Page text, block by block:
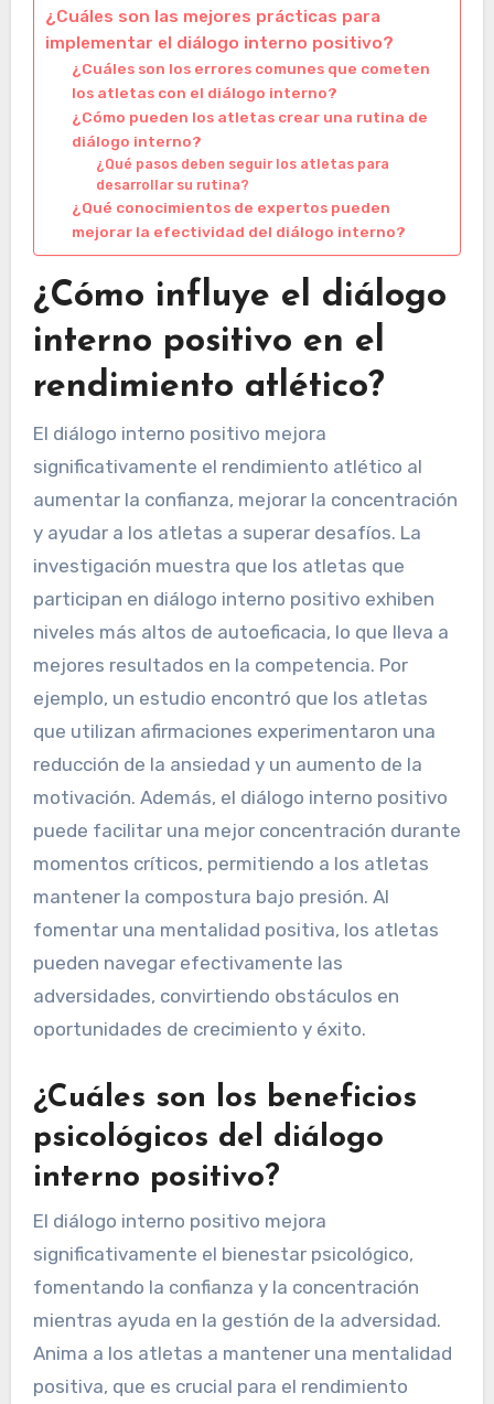
¿Cuáles son las mejores prácticas para
implementar el diálogo interno positivo?
¿Cuáles son los errores comunes que cometen
los atletas con el diálogo interno?
¿Cómo pueden los atletas crear una rutina de
diálogo interno?
¿Qué pasos deben seguir los atletas para
desarrollar su rutina?
¿Qué conocimientos de expertos pueden
mejorar la efectividad del diálogo interno?
¿Cómo influye el diálogo
interno positivo en el
rendimiento atlético?
El diálogo interno positivo mejora
significativamente el rendimiento atlético al
aumentar la confianza, mejorar la concentración
y ayudar a los atletas a superar desafíos. La
investigación muestra que los atletas que
participan en diálogo interno positivo exhiben
niveles más altos de autoeficacia, lo que lleva a
mejores resultados en la competencia. Por
ejemplo, un estudio encontró que los atletas
que utilizan afirmaciones experimentaron una
reducción de la ansiedad y un aumento de la
motivación. Además, el diálogo interno positivo
puede facilitar una mejor concentración durante
momentos críticos, permitiendo a los atletas
mantener la compostura bajo presión. Al
fomentar una mentalidad positiva, los atletas
pueden navegar efectivamente las
adversidades, convirtiendo obstáculos en
oportunidades de crecimiento y éxito.
¿Cuáles son los beneficios
psicológicos del diálogo
interno positivo?
El diálogo interno positivo mejora
significativamente el bienestar psicológico,
fomentando la confianza y la concentración
mientras ayuda en la gestión de la adversidad.
Anima a los atletas a mantener una mentalidad
positiva, que es crucial para el rendimiento